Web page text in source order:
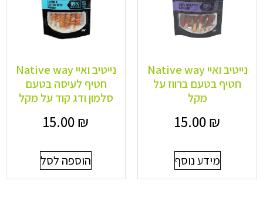
נייטיב ואיי Native way
חטיף בטעם ברווז על
מקל
15.00₪
מידע נוסף
נייטיב ואיי Native way
חטיף לעיסה בטעם
סלמון ודג קוד על מקל
15.00₪
הוספה לסל